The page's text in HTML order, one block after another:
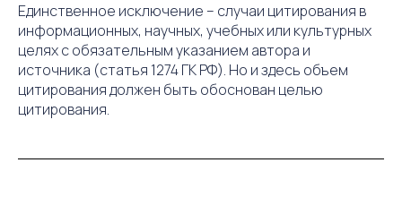
Единственное исключение – случаи цитирования в
информационных, научных, учебных или культурных
целях с обязательным указанием автора и
источника (статья 1274 ГК РФ). Но и здесь объем
цитирования должен быть обоснован целью
цитирования.